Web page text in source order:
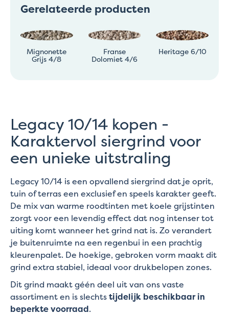
Gerelateerde producten
Mignonette
Grijs 4/8
Franse
Dolomiet 4/6
Heritage 6/10
Legacy 10/14 kopen -
Karaktervol siergrind voor
een unieke uitstraling
Legacy 10/14 is een opvallend siergrind dat je oprit,
tuin of terras een exclusief en speels karakter geeft.
De mix van warme roodtinten met koele grijstinten
zorgt voor een levendig effect dat nog intenser tot
uiting komt wanneer het grind nat is. Zo verandert
je buitenruimte na een regenbui in een prachtig
kleurenpalet. De hoekige, gebroken vorm maakt dit
grind extra stabiel, ideaal voor drukbelopen zones.
Dit grind maakt géén deel uit van ons vaste
assortiment en is slechtstijdelijk beschikbaar in
beperkte voorraad.